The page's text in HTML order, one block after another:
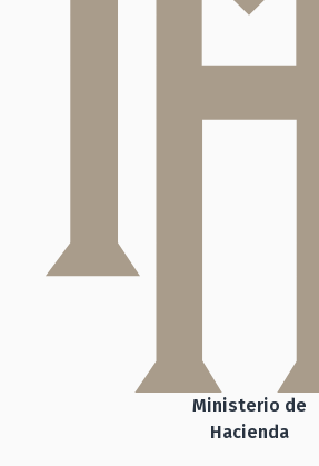
Ministerio de
Hacienda